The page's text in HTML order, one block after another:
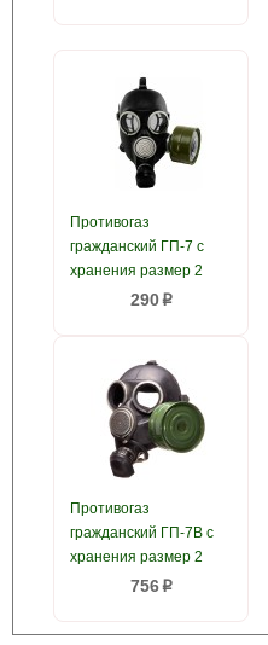
Противогаз
гражданский ГП-7 с
хранения размер 2
290p
Противогаз
гражданский ГП-7В с
хранения размер 2
756p